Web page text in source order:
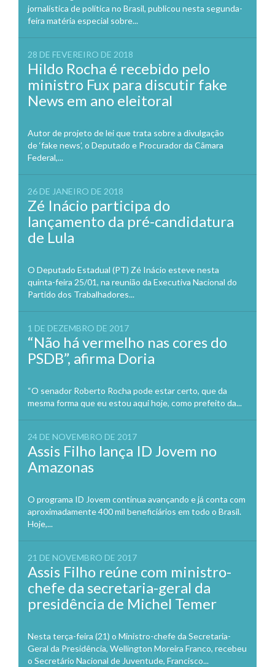
jornalística de política no Brasil, publicou nesta segunda-
feira matéria especial sobre...
28 DE FEVEREIRO DE 2018
Hildo Rocha é recebido pelo
ministro Fux para discutir fake
News em ano eleitoral
Autor de projeto de lei que trata sobre a divulgação
de ‘fake news’, o Deputado e Procurador da Câmara
Federal,...
26 DE JANEIRO DE 2018
Zé Inácio participa do
lançamento da pré-candidatura
de Lula
O Deputado Estadual (PT) Zé Inácio esteve nesta
quinta-feira 25/01, na reunião da Executiva Nacional do
Partido dos Trabalhadores...
1 DE DEZEMBRO DE 2017
“Não há vermelho nas cores do
PSDB”, afirma Doria
“O senador Roberto Rocha pode estar certo, que da
mesma forma que eu estou aqui hoje, como prefeito da...
24 DE NOVEMBRO DE 2017
Assis Filho lança ID Jovem no
Amazonas
O programa ID Jovem continua avançando e já conta com
aproximadamente 400 mil beneficiários em todo o Brasil.
Hoje,...
21 DE NOVEMBRO DE 2017
Assis Filho reúne com ministro-
chefe da secretaria-geral da
presidência de Michel Temer
Nesta terça-feira (21) o Ministro-chefe da Secretaria-
Geral da Presidência, Wellington Moreira Franco, recebeu
o Secretário Nacional de Juventude, Francisco...